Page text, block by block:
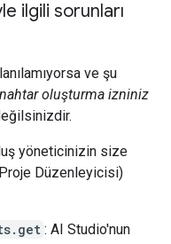
ilgili sorunları
ve şu
oluşturma izniniz
yöneticinizin size
Düzenleyicisi)
: AI Studio'nun